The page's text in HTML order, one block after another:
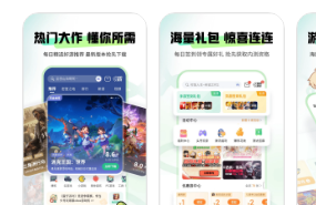
展示个人风采等诸多特点，您可随
万海量游戏经由资深玩家强力推
说、高玩的游戏攻略评测，人气
家畅游其中，百玩不厌！